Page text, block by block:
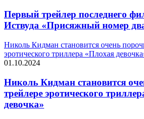
Первый трейлер последнего
Иствуда «Присяжный номер
Николь Кидман становится очень
эротического триллера «Плохая
01.10.2024
Николь Кидман становится
трейлере эротического
девочка»